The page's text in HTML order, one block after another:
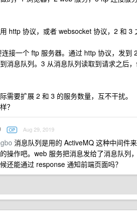
http 协议，或者 websocket 协议，2 和 3
连接一个 ftp 服务器。通过 http 协议，发
消息队列。3 从消息队列读取到请求之后，
需要扩展 2 和 3 的服务数量，互不干扰。
？
OP Aug 29, 2019
消息队列是用的 ActiveMQ 这种中间件
操作吧。web 服务把消息发给了消息队列
还能通过 response 通知前端页面吗？